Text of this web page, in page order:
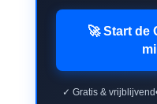
🚀 Start de
✓ Gratis & vrijblijvend